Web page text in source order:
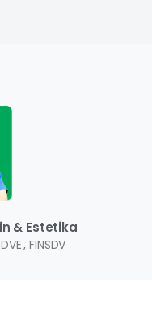
& Estetika
FINSDV